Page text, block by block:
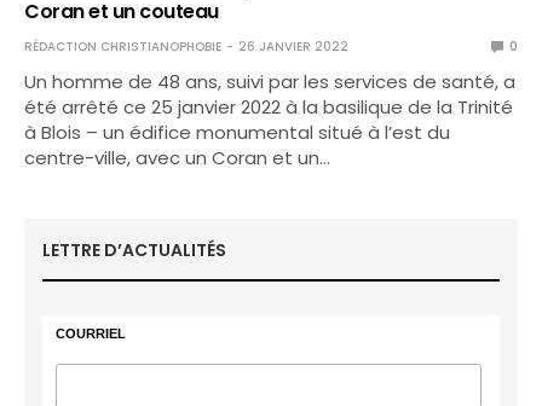
Coran et un couteau
RÉDACTION CHRISTIANOPHOBIE 26 JANVIER 2022 0
Un homme de 48 ans, suivi par les services de santé, a
été arrêté ce 25 janvier 2022 à la basilique de la Trinité
à Blois – un édifice monumental situé à l’est du
centre-ville, avec un Coran et un…
LETTRE D’ACTUALITÉS
COURRIEL